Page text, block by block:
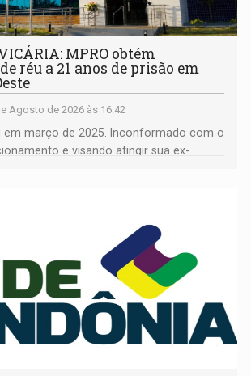
MPRO obtém
réu a 21 anos de prisão em
Agosto de 2026 às 16:42
em março de 2025. Inconformado com o
e visando atingir sua ex-